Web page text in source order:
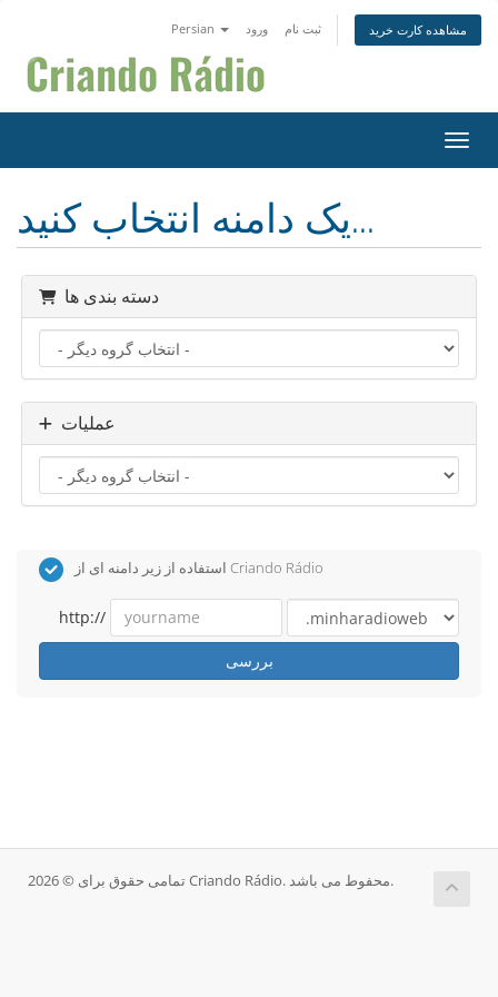
Persian ورود ثبت نام مشاهده کارت خرید
یک دامنه انتخاب کنید...
دسته بندی ها
عملیات
استفاده از زیر دامنه ای از Criando Rádio
http://
بررسی
تمامی حقوق برای © 2026 Criando Rádio. محفوط می باشد.